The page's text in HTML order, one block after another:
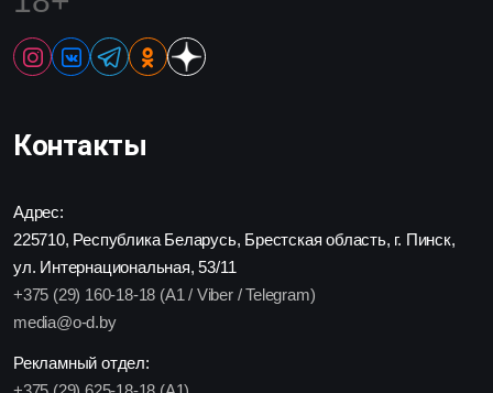
Контакты
Адрес:
225710, Республика Беларусь, Брестская область, г. Пинск,
ул. Интернациональная, 53/11
+375 (29) 160-18-18 (A1 / Viber / Telegram)
media@o-d.by
Рекламный отдел: